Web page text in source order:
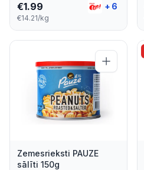
€1.99
€14.21/kg
+ 6
Zemesrieksti PAUZE
sālīti 150g